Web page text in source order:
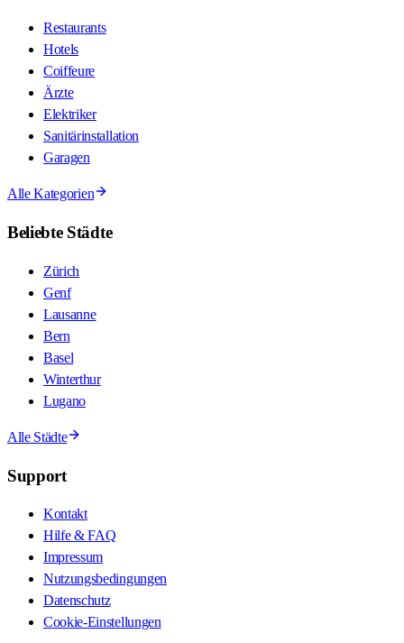
Restaurants
Hotels
Coiffeure
Ärzte
Elektriker
Sanitärinstallation
Garagen
Alle Kategorien
Beliebte Städte
Zürich
Genf
Lausanne
Bern
Basel
Winterthur
Lugano
Alle Städte
Support
Kontakt
Hilfe & FAQ
Impressum
Nutzungsbedingungen
Datenschutz
Cookie-Einstellungen